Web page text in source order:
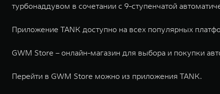
турбонаддувом в сочетании с 9-ступенчатой
Приложение TANK доступно на всех популярных
GWM Store – онлайн-магазин для выбора и покупки
Перейти в GWM Store можно из приложения TANK.